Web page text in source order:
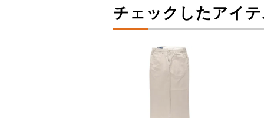
チェックしたアイ